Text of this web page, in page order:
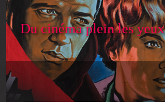
Du cinéma plein les yeux